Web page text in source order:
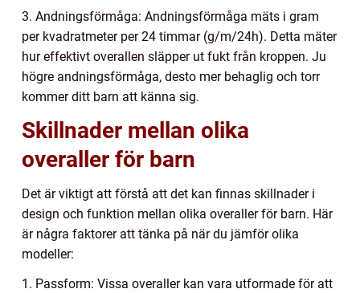
3. Andningsförmåga: Andningsförmåga mäts i gram
per kvadratmeter per 24 timmar (g/m/24h). Detta mäter
hur effektivt overallen släpper ut fukt från kroppen. Ju
högre andningsförmåga, desto mer behaglig och torr
kommer ditt barn att känna sig.
Skillnader mellan olika
overaller för barn
Det är viktigt att förstå att det kan finnas skillnader i
design och funktion mellan olika overaller för barn. Här
är några faktorer att tänka på när du jämför olika
modeller:
1. Passform: Vissa overaller kan vara utformade för att